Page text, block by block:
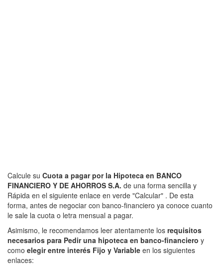
Calcule su Cuota a pagar por la Hipoteca en BANCO
FINANCIERO Y DE AHORROS S.A. de una forma sencilla y
Rápida en el siguiente enlace en verde "Calcular" . De esta
forma, antes de negociar con banco-financiero ya conoce cuanto
le sale la cuota o letra mensual a pagar.
Asimismo, le recomendamos leer atentamente los requisitos
necesarios para Pedir una hipoteca en banco-financiero y
como elegir entre interés Fijo y Variable en los siguientes
enlaces: